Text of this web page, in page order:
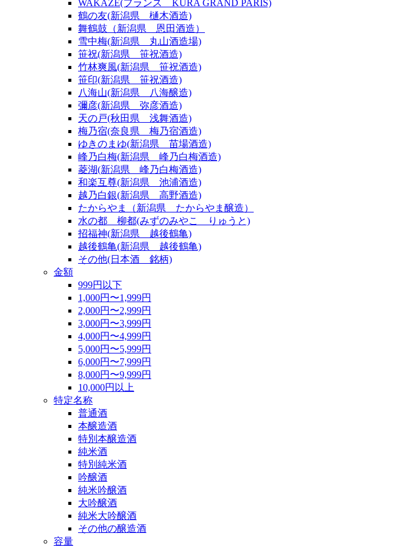
WAKAZE(フランス KURA GRAND PARIS)
鶴の友(新潟県 樋木酒造)
舞鶴鼓（新潟県 恩田酒造）
雪中梅(新潟県 丸山酒造場)
笹祝(新潟県 笹祝酒造)
竹林爽風(新潟県 笹祝酒造)
笹印(新潟県 笹祝酒造)
八海山(新潟県 八海醸造)
彌彦(新潟県 弥彦酒造)
天の戸(秋田県 浅舞酒造)
梅乃宿(奈良県 梅乃宿酒造)
ゆきのまゆ(新潟県 苗場酒造)
峰乃白梅(新潟県 峰乃白梅酒造)
菱湖(新潟県 峰乃白梅酒造)
和楽互尊(新潟県 池浦酒造)
越乃白銀(新潟県 高野酒造)
たからやま（新潟県 たからやま醸造）
水の都 柳都(みずのみやこ りゅうと)
招福神(新潟県 越後鶴亀)
越後鶴亀(新潟県 越後鶴亀)
その他(日本酒 銘柄)
金額
999円以下
1,000円〜1,999円
2,000円〜2,999円
3,000円〜3,999円
4,000円〜4,999円
5,000円〜5,999円
6,000円〜7,999円
8,000円〜9,999円
10,000円以上
特定名称
普通酒
本醸造酒
特別本醸造酒
純米酒
特別純米酒
吟醸酒
純米吟醸酒
大吟醸酒
純米大吟醸酒
その他の醸造酒
容量